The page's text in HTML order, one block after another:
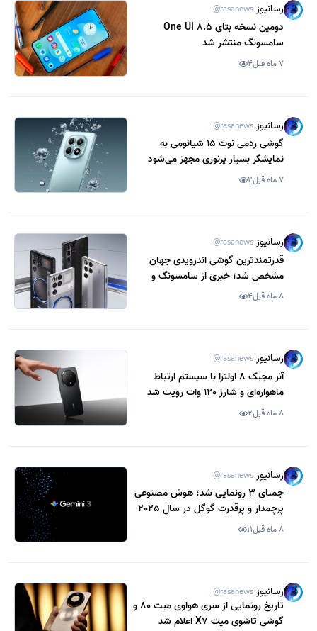
رسانیوز @rasanews
دومین نسخه بتای One UI 8.5
سامسونگ منتشر شد
7 ماه قبل 4
رسانیوز @rasanews
گوشی ردمی نوت 15 شیائومی به
نمایشگر بسیار پرنوری مجهز می‌شود
7 ماه قبل 2
رسانیوز @rasanews
قدرتمندترین گوشی اندرویدی جهان
مشخص شد؛ خبری از سامسونگ و
شیائومی نیست
8 ماه قبل 4
رسانیوز @rasanews
آنر مجیک 8 اولترا با سیستم ارتباط
ماهواره‌ای و شارژ 120 وات رویت شد
8 ماه قبل 2
رسانیوز @rasanews
جمنای 3 رونمایی شد؛ هوش مصنوعی
پرچمدار و پرقدرت گوگل در سال 2025
8 ماه قبل 11
رسانیوز @rasanews
تاریخ رونمایی از سری هواوی میت 80 و
گوشی تاشوی میت X7 اعلام شد